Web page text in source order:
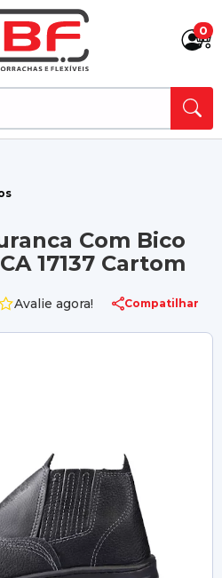
0
Com Bico
17137 Cartom
Avalie agora! Compatilhar